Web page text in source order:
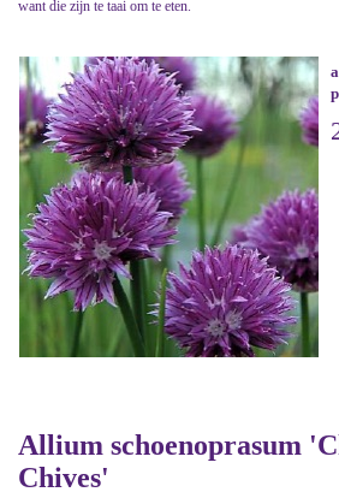
want die zijn te taai om te eten.
Allium schoenoprasum
Chives'